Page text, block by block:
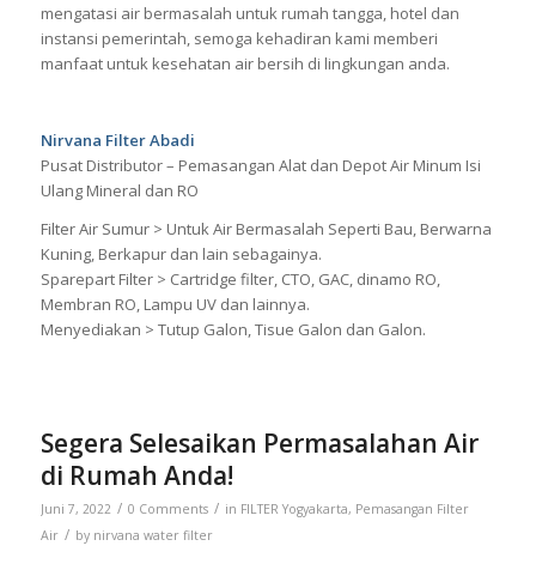
mengatasi air bermasalah untuk rumah tangga, hotel dan
instansi pemerintah, semoga kehadiran kami memberi
manfaat untuk kesehatan air bersih di lingkungan anda.
Nirvana Filter Abadi
Pusat Distributor – Pemasangan Alat dan Depot Air Minum Isi
Ulang Mineral dan RO
Filter Air Sumur > Untuk Air Bermasalah Seperti Bau, Berwarna
Kuning, Berkapur dan lain sebagainya.
Sparepart Filter > Cartridge filter, CTO, GAC, dinamo RO,
Membran RO, Lampu UV dan lainnya.
Menyediakan > Tutup Galon, Tisue Galon dan Galon.
Segera Selesaikan Permasalahan Air
di Rumah Anda!
Juni 7, 2022 / 0 Comments / in FILTER Yogyakarta, Pemasangan Filter
Air / by nirvana water filter